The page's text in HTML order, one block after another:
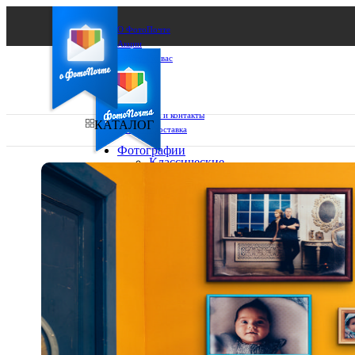
О ФотоПочте
Акции
Сделаем за вас
Бизнесу
FAQ
Франшиза
Поддержка и контакты
Оплата и доставка
Ваш город:
Выберите из списка:
КАТАЛОГ
Фотографии
Классические
10х10
15х15
30х30
30х40